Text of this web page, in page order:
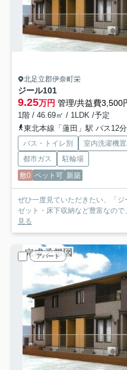
北足立郡伊奈町栄
ジール101
9.25万円 管理/共益費3,500
1階 / 46.69㎡ / 1LDK /予定
東北本線「蓮田」駅 バス12
バス・トイレ別 室内洗濯機
都市ガス
駐輪場
敷0 ペット可 新築
ぜひ一度見ていただきたい、「
ゼット・床下収納など豊富なの
見る
アパート